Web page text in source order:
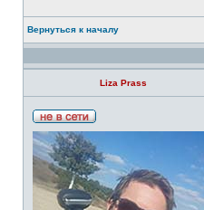
Вернуться к началу
Liza Prass